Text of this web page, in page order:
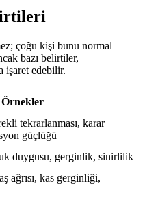
çoğu kişi bunu normal
bazı belirtiler,
işaret edebilir.
Örnekler
tekrarlanması, karar
güçlüğü
duygusu, gerginlik, sinirlilik
ağrısı, kas gerginliği,